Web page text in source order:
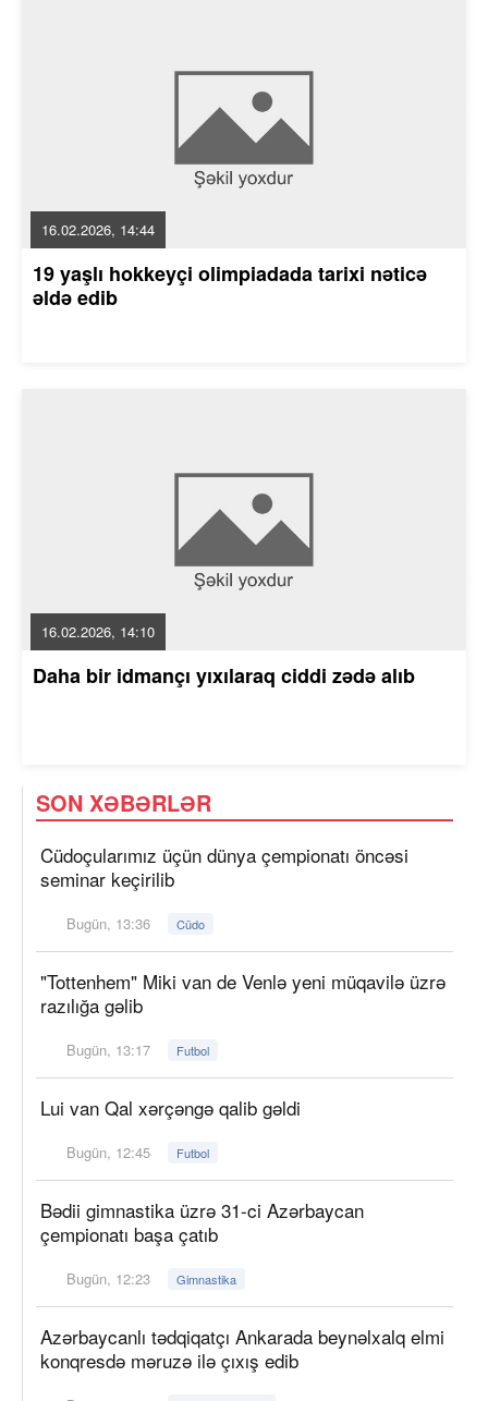
16.02.2026, 14:44
19 yaşlı hokkeyçi olimpiadada tarixi nəticə
əldə edib
16.02.2026, 14:10
Daha bir idmançı yıxılaraq ciddi zədə alıb
SON XƏBƏRLƏR
Cüdoçularımız üçün dünya çempionatı öncəsi
seminar keçirilib
Bugün, 13:36 Cüdo
"Tottenhem" Miki van de Venlə yeni müqavilə üzrə
razılığa gəlib
Bugün, 13:17 Futbol
Lui van Qal xərçəngə qalib gəldi
Bugün, 12:45 Futbol
Bədii gimnastika üzrə 31-ci Azərbaycan
çempionatı başa çatıb
Bugün, 12:23 Gimnastika
Azərbaycanlı tədqiqatçı Ankarada beynəlxalq elmi
konqresdə məruzə ilə çıxış edib